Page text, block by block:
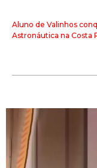
Aluno de Valinhos
Astronáutica na Costa